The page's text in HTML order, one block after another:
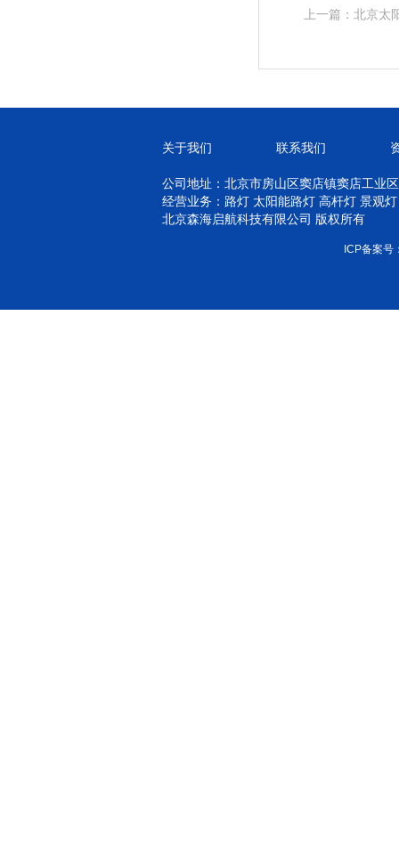
上一篇：北京太
关于我们 联系我们
公司地址：北京市房山区窦店镇窦店工业
经营业务：路灯 太阳能路灯 高杆灯 景观
北京森海启航科技有限公司 版权所有
ICP备案号